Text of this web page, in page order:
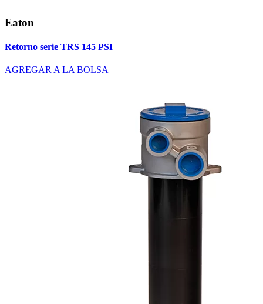
Eaton
Retorno serie TRS 145 PSI
AGREGAR A LA BOLSA